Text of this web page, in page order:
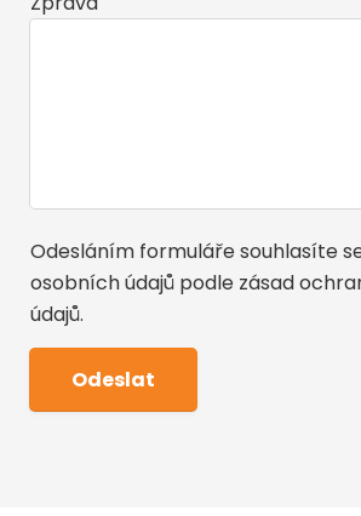
Odesláním formuláře souhlasíte
osobních údajů podle zásad
údajů.